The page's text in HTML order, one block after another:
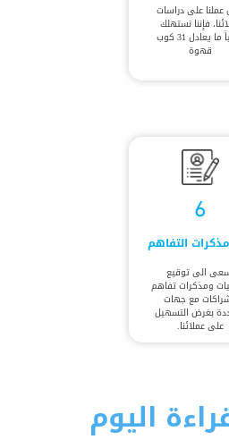
عملنا على دراسات
فإننا نستهلك
يومياً ما يعادل 31 كوب
قهوة
6
التفاهم
الى توقيع
ومذكرات تفاهم
مع جهات
بغرض التسهيل
على عملائنا.
اليوم